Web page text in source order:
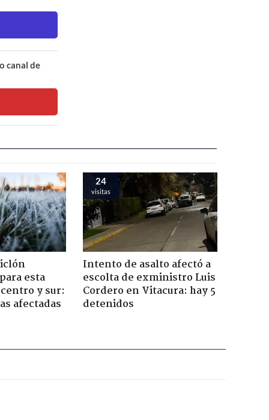
canal de
esta
y sur:
afectadas
24
visitas
Intento de asalto afectó a
escolta de exministro Luis
Cordero en Vitacura: hay 5
detenidos